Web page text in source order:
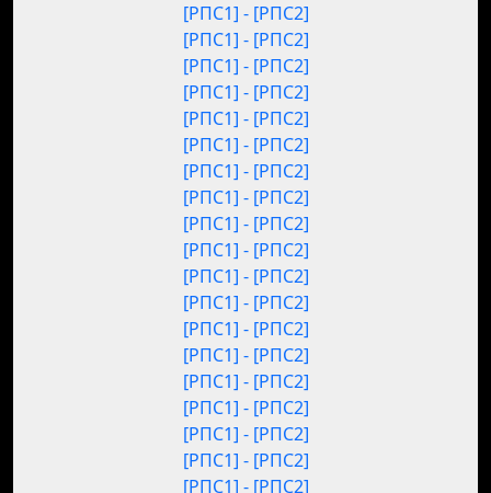
[РПС1] - [РПС2]
[РПС1] - [РПС2]
[РПС1] - [РПС2]
[РПС1] - [РПС2]
[РПС1] - [РПС2]
[РПС1] - [РПС2]
[РПС1] - [РПС2]
[РПС1] - [РПС2]
[РПС1] - [РПС2]
[РПС1] - [РПС2]
[РПС1] - [РПС2]
[РПС1] - [РПС2]
[РПС1] - [РПС2]
[РПС1] - [РПС2]
[РПС1] - [РПС2]
[РПС1] - [РПС2]
[РПС1] - [РПС2]
[РПС1] - [РПС2]
[РПС1] - [РПС2]